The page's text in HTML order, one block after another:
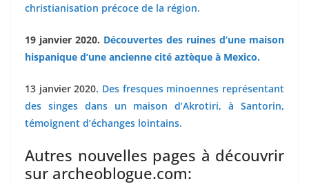
christianisation précoce de la région.
19 janvier 2020. Découvertes des ruines d’une maison
hispanique d’une ancienne cité aztèque à Mexico.
13 janvier 2020. Des fresques minoennes représentant
des singes dans un maison d’Akrotiri, à Santorin,
témoignent d’échanges lointains.
Autres nouvelles pages à découvrir
sur archeoblogue.com: